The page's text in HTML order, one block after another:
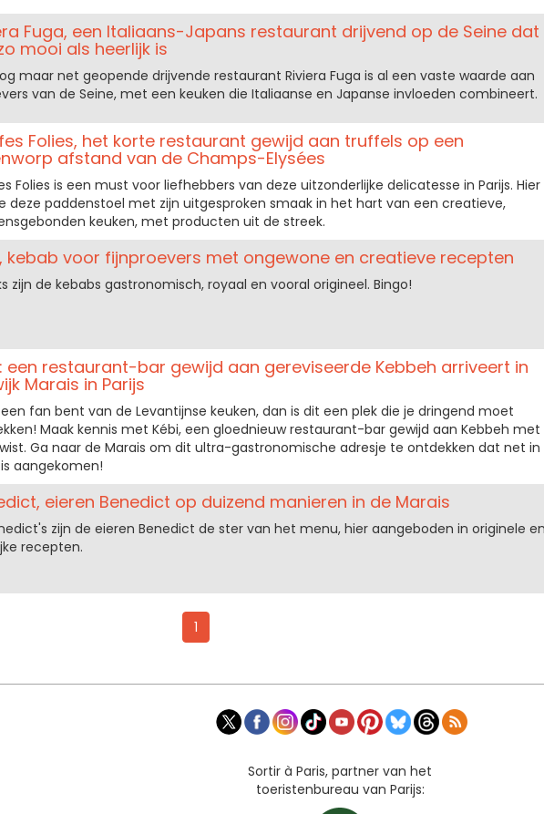
Fuga, een Italiaans-Japans restaurant drijvend op de Seine dat
mooi als heerlijk is
maar net geopende drijvende restaurant Riviera Fuga is al een vaste waarde aan
van de Seine, met een keuken die Italiaanse en Japanse invloeden combineert.
Folies, het korte restaurant gewijd aan truffels op een
afstand van de Champs-Elysées
Folies is een must voor liefhebbers van deze uitzonderlijke delicatesse in Parijs. Hier
deze paddenstoel met zijn uitgesproken smaak in het hart van een creatieve,
keuken, met producten uit de streek.
kebab voor fijnproevers met ongewone en creatieve recepten
zijn de kebabs gastronomisch, royaal en vooral origineel. Bingo!
een restaurant-bar gewijd aan gereviseerde Kebbeh arriveert in
Marais in Parijs
een fan bent van de Levantijnse keuken, dan is dit een plek die je dringend moet
Maak kennis met Kébi, een gloednieuw restaurant-bar gewijd aan Kebbeh met
Ga naar de Marais om dit ultra-gastronomische adresje te ontdekken dat net in
is aangekomen!
eieren Benedict op duizend manieren in de Marais
zijn de eieren Benedict de ster van het menu, hier aangeboden in originele
recepten.
1
Sortir à Paris, partner van het
toeristenbureau van Parijs: